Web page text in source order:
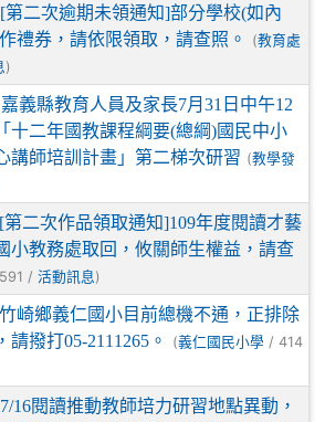
[第二次逾期未領通知]部分學校(如內
禮券，請依限領取，請查照。
(教育處
)
嘉義縣教育人員及家長7月31日中午12
十二年國教課程綱要(總綱)國民中小
講師培訓計畫」第二梯次研習 (教學發
[第二次作品領取通知]109年度閱讀才藝
小教務處取回，攸關師生權益，請查
/ 活動訊息 )
竹崎鄉義仁國小目前總機不通，正排除
撥打05-2111265。
(義仁國民小學 / 414
7/16閱讀推動教師培力研習地點異動，